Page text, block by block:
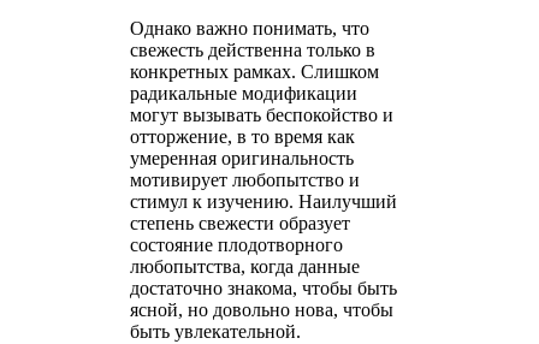
Однако важно понимать, что
свежесть действенна только в
конкретных рамках. Слишком
радикальные модификации
могут вызывать беспокойство и
отторжение, в то время как
умеренная оригинальность
мотивирует любопытство и
стимул к изучению. Наилучший
степень свежести образует
состояние плодотворного
любопытства, когда данные
достаточно знакома, чтобы быть
ясной, но довольно нова, чтобы
быть увлекательной.